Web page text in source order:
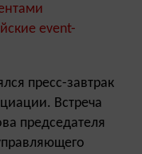
event-
пресс-завтрак
Встреча
председателя